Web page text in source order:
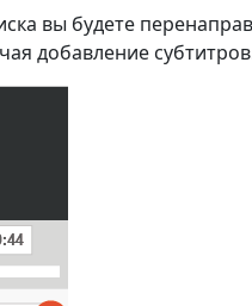
вы будете
добавление